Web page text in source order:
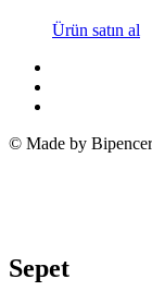
Ürün satın al
© Made by
Sepet